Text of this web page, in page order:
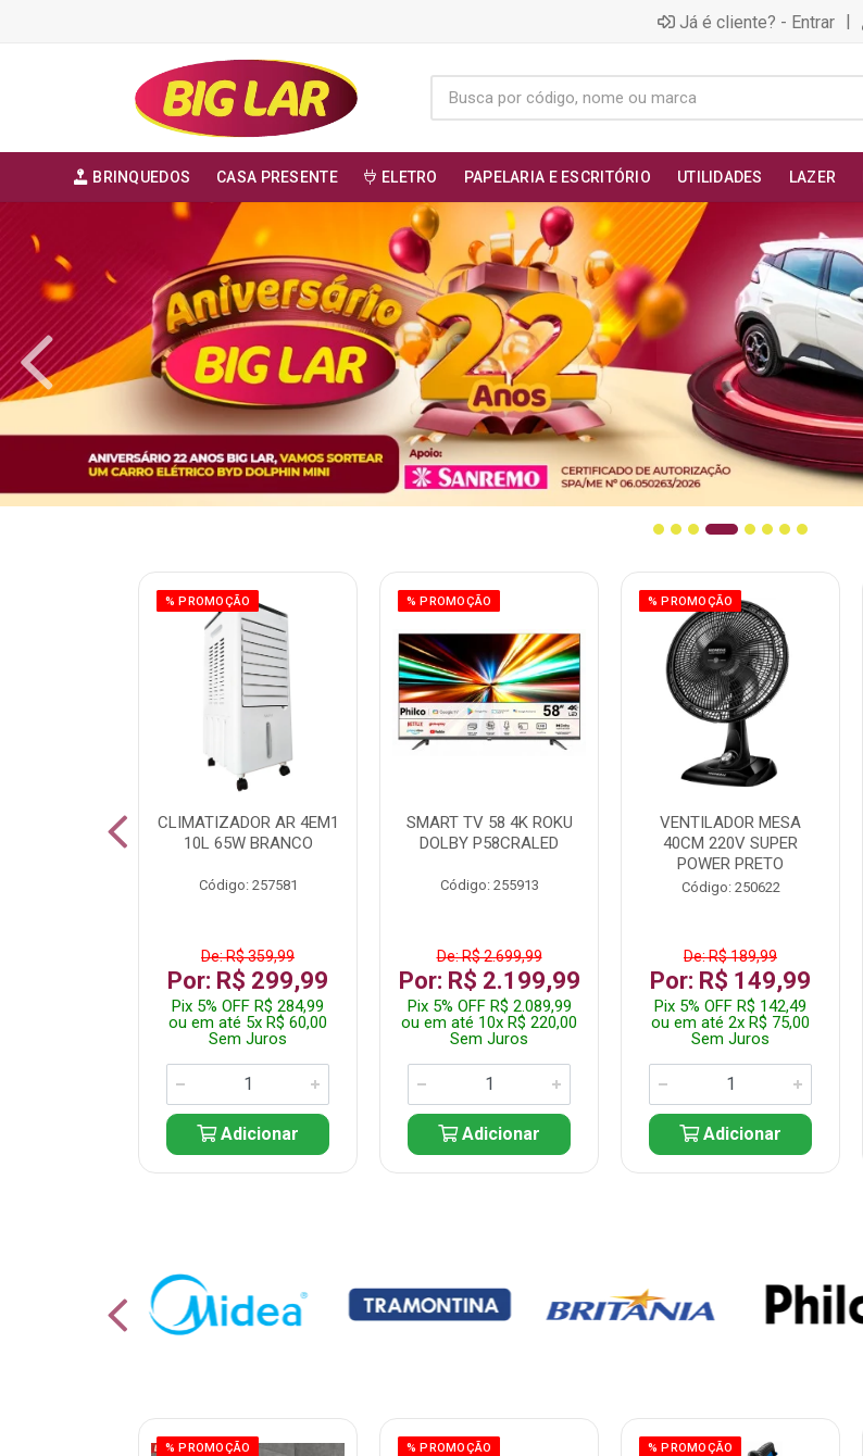
Já é cliente? - Entrar |
BRINQUEDOS CASA PRESENTE ELETRO PAPELARIA E ESCRITÓRIO UTILIDADES LAZER
% PROMOÇÃO
CLIMATIZADOR AR 4EM1
10L 65W BRANCO
Código: 257581
De: R$ 359,99
Por: R$ 299,99
Pix 5% OFF R$ 284,99
ou em até 5x R$ 60,00
Sem Juros
Adicionar
% PROMOÇÃO
SMART TV 58 4K ROKU
DOLBY P58CRALED
Código: 255913
De: R$ 2.699,99
Por: R$ 2.199,99
Pix 5% OFF R$ 2.089,99
ou em até 10x R$ 220,00
Sem Juros
Adicionar
% PROMOÇÃO
VENTILADOR MESA
40CM 220V SUPER
POWER PRETO
Código: 250622
De: R$ 189,99
Por: R$ 149,99
Pix 5% OFF R$ 142,49
ou em até 2x R$ 75,00
Sem Juros
Adicionar
% PROMOÇÃO % PROMOÇÃO % PROMOÇÃO